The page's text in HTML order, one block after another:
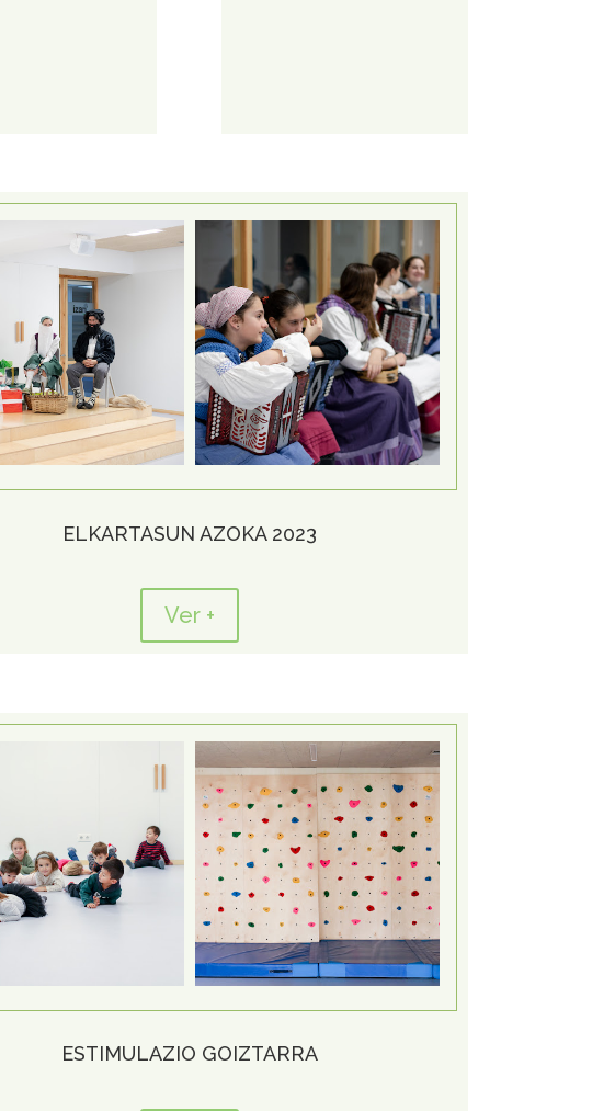
ELKARTASUN AZOKA 2023
Ver +
ESTIMULAZIO GOIZTARRA